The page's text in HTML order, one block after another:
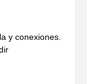
y conexiones.